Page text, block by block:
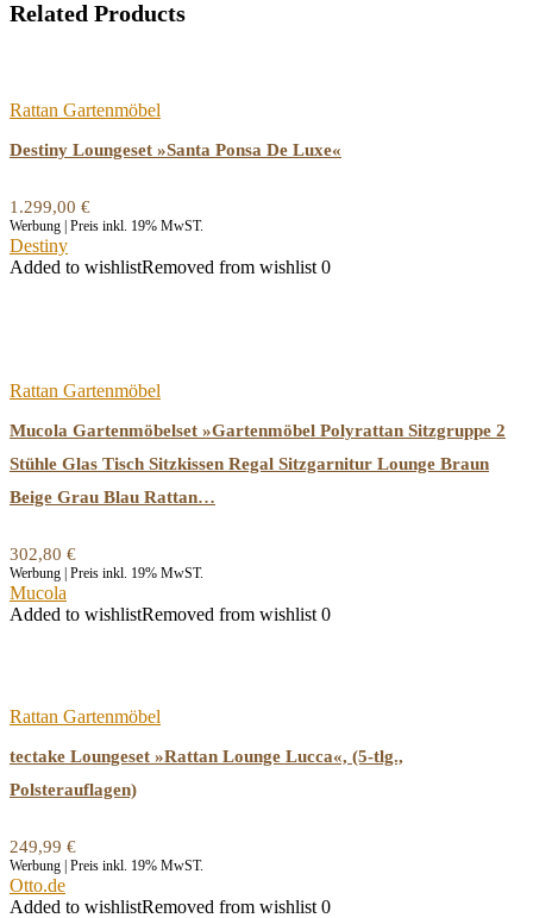
Related Products
Rattan Gartenmöbel
Destiny Loungeset »Santa Ponsa De Luxe«
1.299,00 €
Werbung | Preis inkl. 19% MwST.
Destiny
Added to wishlistRemoved from wishlist 0
Rattan Gartenmöbel
Mucola Gartenmöbelset »Gartenmöbel Polyrattan Sitzgruppe 2
Stühle Glas Tisch Sitzkissen Regal Sitzgarnitur Lounge Braun
Beige Grau Blau Rattan…
302,80 €
Werbung | Preis inkl. 19% MwST.
Mucola
Added to wishlistRemoved from wishlist 0
Rattan Gartenmöbel
tectake Loungeset »Rattan Lounge Lucca«, (5-tlg.,
Polsterauflagen)
249,99 €
Werbung | Preis inkl. 19% MwST.
Otto.de
Added to wishlistRemoved from wishlist 0